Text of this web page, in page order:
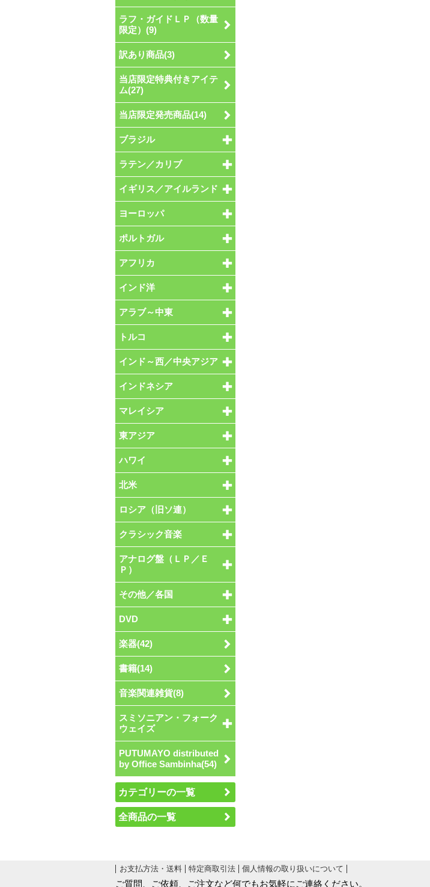
ラフ・ガイドＬＰ（数量
限定）(9)
訳あり商品(3)
当店限定特典付きアイテ
ム(27)
当店限定発売商品(14)
ブラジル
ラテン／カリブ
イギリス／アイルランド
ヨーロッパ
ポルトガル
アフリカ
インド洋
アラブ～中東
トルコ
インド～西／中央アジア
インドネシア
マレイシア
東アジア
ハワイ
北米
ロシア（旧ソ連）
クラシック音楽
アナログ盤（ＬＰ／Ｅ
Ｐ）
その他／各国
DVD
楽器(42)
書籍(14)
音楽関連雑貨(8)
スミソニアン・フォーク
ウェイズ
PUTUMAYO distributed
by Office Sambinha(54)
カテゴリーの一覧
全商品の一覧
お支払方法・送料 特定商取引法 個人情報の取り扱いについて
ご質問、ご依頼、ご注文など何でもお気軽にご連絡ください。